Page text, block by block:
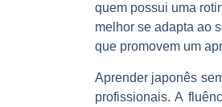
quem possui uma
melhor se adapta ao
que promovem um
Aprender japonês
profissionais. A